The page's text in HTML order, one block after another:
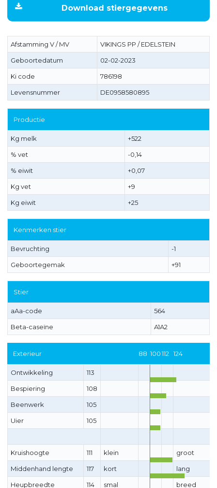
Download stiergegevens
Afstamming V / MV VIKINGS PP / EDELSTEIN
Geboortedatum 02-02-2023
Ki code 786198
Levensnummer DE0958580895
Productie
Kg melk +522
% vet -0,14
% eiwit +0,07
Kg vet +9
Kg eiwit +25
Kenmerken stier
Bevruchting -1
Geboortegemak +91
Stier
aAa-code 564
Beta-caseïne A1A2
Exterieur 88 100112 124
Ontwikkeling 113
Bespiering 108
Beenwerk 105
Uier 105
Kruishoogte 111 klein groot
Middenhand lengte 117 kort lang
Heupbreedte 114 smal breed